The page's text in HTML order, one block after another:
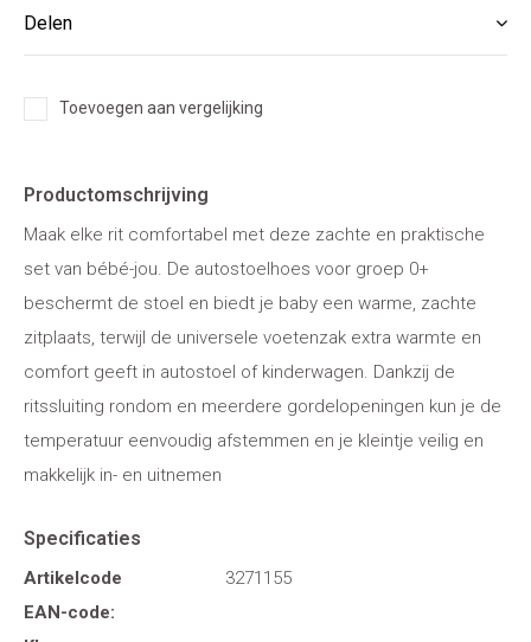
Delen
Toevoegen aan vergelijking
Productomschrijving
Maak elke rit comfortabel met deze zachte en praktische
set van bébé-jou. De autostoelhoes voor groep 0+
beschermt de stoel en biedt je baby een warme, zachte
zitplaats, terwijl de universele voetenzak extra warmte en
comfort geeft in autostoel of kinderwagen. Dankzij de
ritssluiting rondom en meerdere gordelopeningen kun je de
temperatuur eenvoudig afstemmen en je kleintje veilig en
makkelijk in- en uitnemen
Specificaties
Artikelcode
3271155
EAN-code: